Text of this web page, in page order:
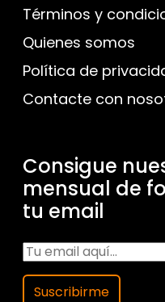
Términos y
Quienes somos
Política de
Contacte con
Consigue
mensual de
tu email
Suscribirme